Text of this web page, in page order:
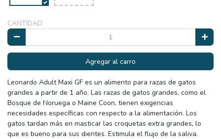
CANTIDAD
Agregar al carro
Leonardo Adult Maxi GF es un alimento para razas de gatos
grandes a partir de 1 año. Las razas de gatos grandes, como el
Bosque de Noruega o Maine Coon, tienen exigencias
necesidades específicas con respecto a la alimentación. Los
gatos tardan más en masticar las croquetas extra grandes, lo
que es bueno para sus dientes. Estimula el flujo de la saliva.